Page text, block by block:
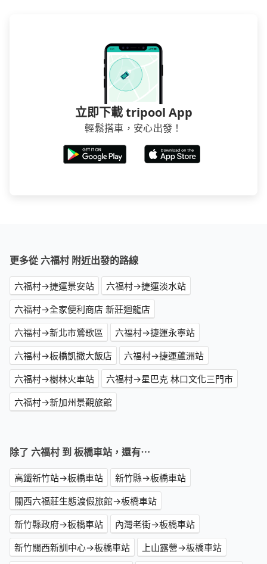
立即下載 tripool App
輕鬆搭車，安心出發！
更多從 六福村 附近出發的路線
六福村→捷運景安站
六福村→捷運淡水站
六福村→全家便利商店 新莊迴龍店
六福村→新北市鶯歌區
六福村→捷運永寧站
六福村→板橋凱撒大飯店
六福村→捷運蘆洲站
六福村→樹林火車站
六福村→星巴克 林口文化三門市
六福村→新加州景觀旅館
除了 六福村 到 板橋車站，還有⋯
高鐵新竹站→板橋車站
新竹縣→板橋車站
關西六福莊生態渡假旅館→板橋車站
新竹縣政府→板橋車站
內灣老街→板橋車站
新竹關西新訓中心→板橋車站
上山露營→板橋車站